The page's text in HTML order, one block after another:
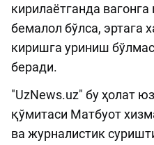
кирилаётганда
бемалол бўлса, эртага
киришга уриниш
беради.
"UzNews.uz" бу ҳолат
қўмитаси Матбуот
ва журналистик